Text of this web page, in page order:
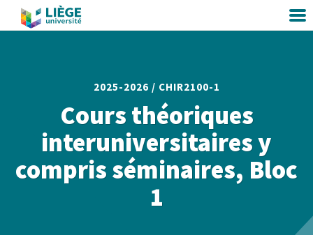
2025-2026 / CHIR2100-1
Cours théoriques
interuniversitaires y
compris séminaires, Bloc
1